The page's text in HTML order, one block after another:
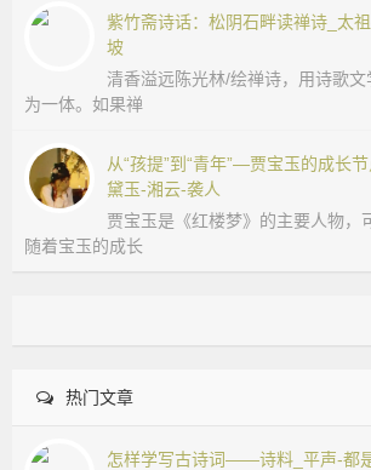
紫竹斋诗话：松阴石畔读禅诗_太
坡
清香溢远陈光林/绘禅诗，用诗歌文
为一体。如果禅
从“孩提”到“青年”—贾宝玉的成长
黛玉-湘云-袭人
贾宝玉是《红楼梦》的主要人物，
随着宝玉的成长
热门文章
怎样学写古诗词——诗料_平声-都